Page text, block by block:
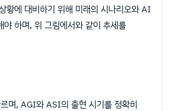
황에 대비하기 위해 미래의 시나리오와 AI
야 하며, 위 그림에서와 같이 추세를
며, AGI와 ASI의 출현 시기를 정확히